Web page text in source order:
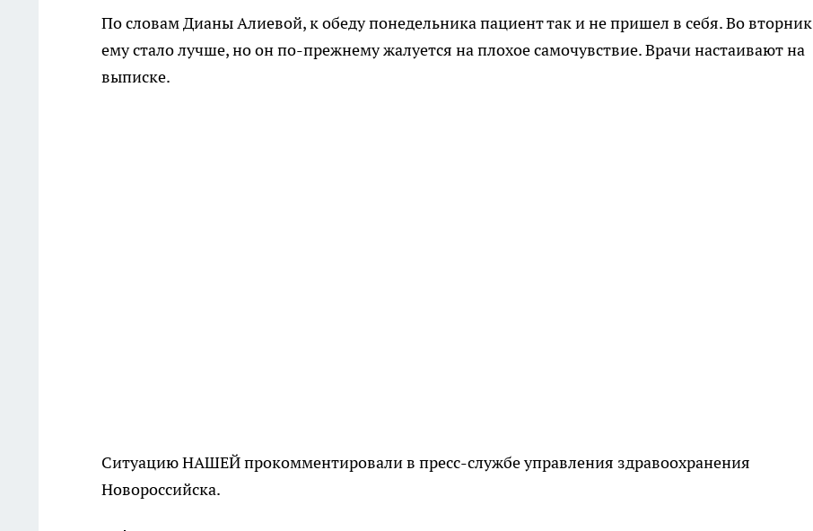
По словам Дианы Алиевой, к обеду понедельника пациент так и не пришел в себя. Во вторник
ему стало лучше, но он по-прежнему жалуется на плохое самочувствие. Врачи настаивают на
выписке.
Ситуацию НАШЕЙ прокомментировали в пресс-службе управления здравоохранения
Новороссийска.